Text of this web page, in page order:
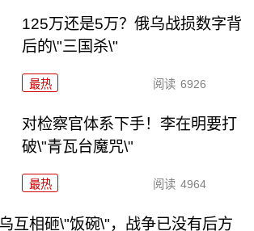
125万还是5万？俄乌战损数字背
后的\"三国杀\"
最热 阅读 6926
对检察官体系下手！李在明要打
破\"青瓦台魔咒\"
最热 阅读 4964
互相砸\"饭碗\"，战争已没有后方